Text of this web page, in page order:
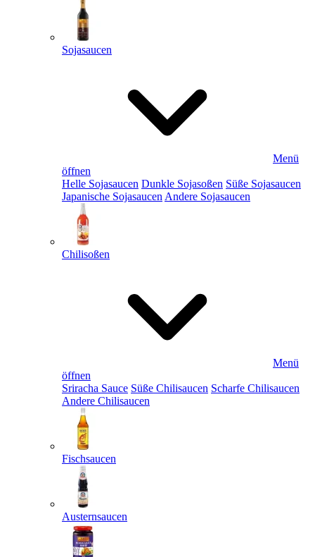
Sojasaucen
Menü
öffnen
Helle Sojasaucen Dunkle Sojasoßen Süße Sojasaucen
Japanische Sojasaucen Andere Sojasaucen
Chilisoßen
Menü
öffnen
Sriracha Sauce Süße Chilisaucen Scharfe Chilisaucen
Andere Chilisaucen
Fischsaucen
Austernsaucen